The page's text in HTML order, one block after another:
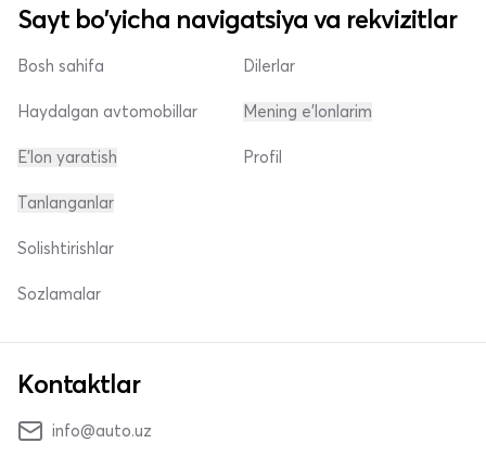
Sayt bo'yicha navigatsiya va rekvizitlar
Bosh sahifa
Haydalgan avtomobillar
E'lon yaratish
Dilerlar
Mening e'lonlarim
Profil
Tanlanganlar
Solishtirishlar
Sozlamalar
Kontaktlar
info@auto.uz